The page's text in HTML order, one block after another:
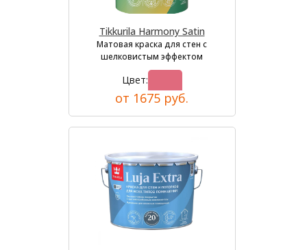
Tikkurila Harmony Satin
Матовая краска для стен с
шелковистым эффектом
Цвет:
от 1675 руб.